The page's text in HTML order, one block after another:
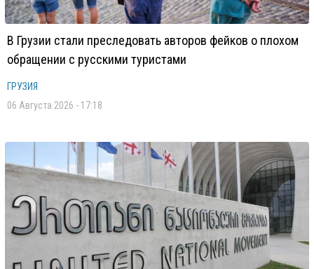
В Грузии стали преследовать авторов фейков о плохом
обращении с русскими туристами
ГРУЗИЯ
06 Августа 2026 - 17:18